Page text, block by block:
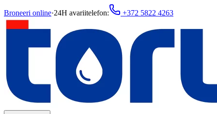
Broneeri online·24H avariitelefon: +372 5822 4263